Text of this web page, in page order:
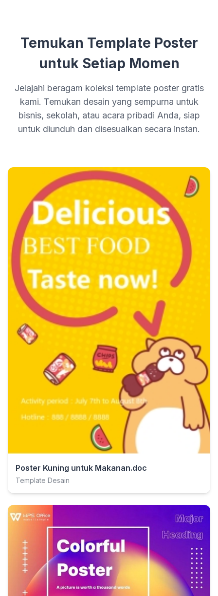
Temukan Template Poster
untuk Setiap Momen
Jelajahi beragam koleksi template poster gratis
kami. Temukan desain yang sempurna untuk
bisnis, sekolah, atau acara pribadi Anda, siap
untuk diunduh dan disesuaikan secara instan.
Poster Kuning untuk Makanan.doc
Template Desain